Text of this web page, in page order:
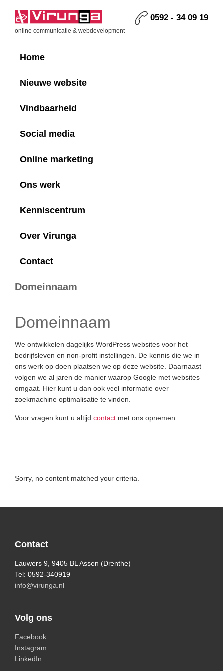
primary
primaryVirunga
online communicatie & webdevelopment
0592 - 34 09 19
Home
Nieuwe website
Vindbaarheid
Social media
Online marketing
Ons werk
Kenniscentrum
Over Virunga
Contact
Domeinnaam
Domeinnaam
We ontwikkelen dagelijks WordPress websites voor het
bedrijfsleven en non-profit instellingen. De kennis die we in
ons werk op doen plaatsen we op deze website. Daarnaast
volgen we al jaren de manier waarop Google met websites
omgaat. Hier kunt u dan ook veel informatie over
zoekmachine optimalisatie te vinden.
Voor vragen kunt u altijd contact met ons opnemen.
Sorry, no content matched your criteria.
FooterContact
Lauwers 9, 9405 BL Assen (Drenthe)
Tel: 0592-340919
info@virunga.nl
Volg ons
Facebook
Instagram
LinkedIn